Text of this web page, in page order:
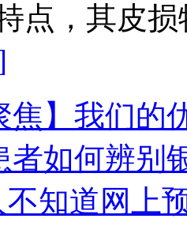
点，其皮
焦】我们的
者如何辨别
不知道网上